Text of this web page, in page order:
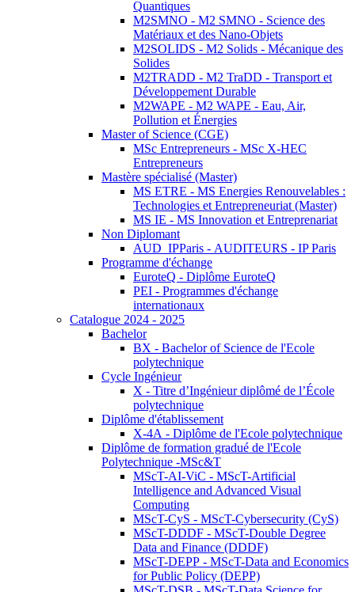
Quantiques
M2SMNO - M2 SMNO - Science des
Matériaux et des Nano-Objets
M2SOLIDS - M2 Solids - Mécanique des
Solides
M2TRADD - M2 TraDD - Transport et
Développement Durable
M2WAPE - M2 WAPE - Eau, Air,
Pollution et Énergies
Master of Science (CGE)
MSc Entrepreneurs - MSc X-HEC
Entrepreneurs
Mastère spécialisé (Master)
MS ETRE - MS Energies Renouvelables :
Technologies et Entrepreneuriat (Master)
MS IE - MS Innovation et Entreprenariat
Non Diplomant
AUD_IPParis - AUDITEURS - IP Paris
Programme d'échange
EuroteQ - Diplôme EuroteQ
PEI - Programmes d'échange
internationaux
Catalogue 2024 - 2025
Bachelor
BX - Bachelor of Science de l'Ecole
polytechnique
Cycle Ingénieur
X - Titre d’Ingénieur diplômé de l’École
polytechnique
Diplôme d'établissement
X-4A - Diplôme de l'Ecole polytechnique
Diplôme de formation gradué de l'Ecole
Polytechnique -MSc&T
MScT-AI-ViC - MScT-Artificial
Intelligence and Advanced Visual
Computing
MScT-CyS - MScT-Cybersecurity (CyS)
MScT-DDDF - MScT-Double Degree
Data and Finance (DDDF)
MScT-DEPP - MScT-Data and Economics
for Public Policy (DEPP)